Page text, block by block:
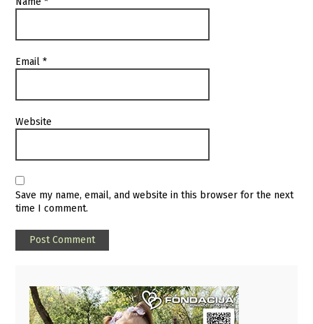
Email*
Website
Save my name, email, and website in this browser for the next
time I comment.